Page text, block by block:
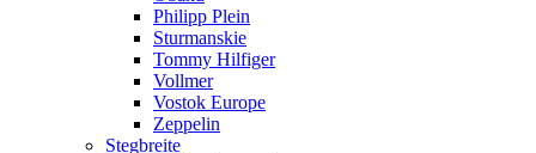
Philipp Plein
Sturmanskie
Tommy Hilfiger
Vollmer
Vostok Europe
Zeppelin
Stegbreite